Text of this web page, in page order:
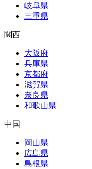
岐阜県
三重県
関西
大阪府
兵庫県
京都府
滋賀県
奈良県
和歌山県
中国
岡山県
広島県
島根県